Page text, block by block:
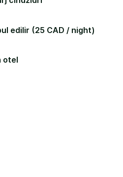
edilir (25 CAD / night)
otel